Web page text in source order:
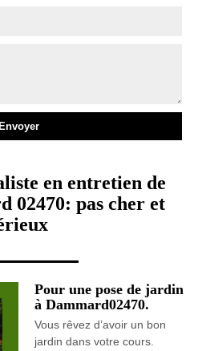
en entretien de
02470: pas cher et
Pour une pose de jardin
à Dammard02470.
Vous rêvez d’avoir un bon
jardin dans votre cours.